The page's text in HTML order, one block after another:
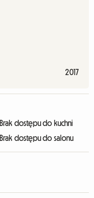
2017
Brak dostępu do kuchni
Brak dostępu do salonu